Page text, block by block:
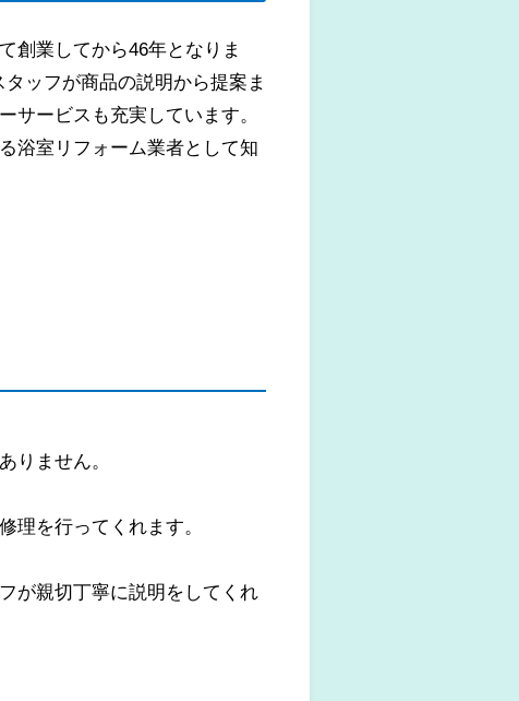
創業してから46年となりま
ッフが商品の説明から提案ま
サービスも充実しています。
浴室リフォーム業者として知
りません。
理を行ってくれます。
が親切丁寧に説明をしてくれ